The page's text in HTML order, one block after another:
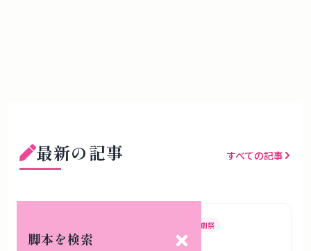
脚本を検索
最新の記事 すべての記事
演劇祭